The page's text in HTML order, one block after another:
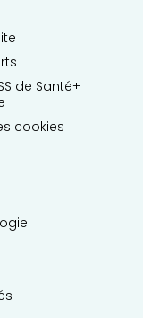
de Santé+
cookies